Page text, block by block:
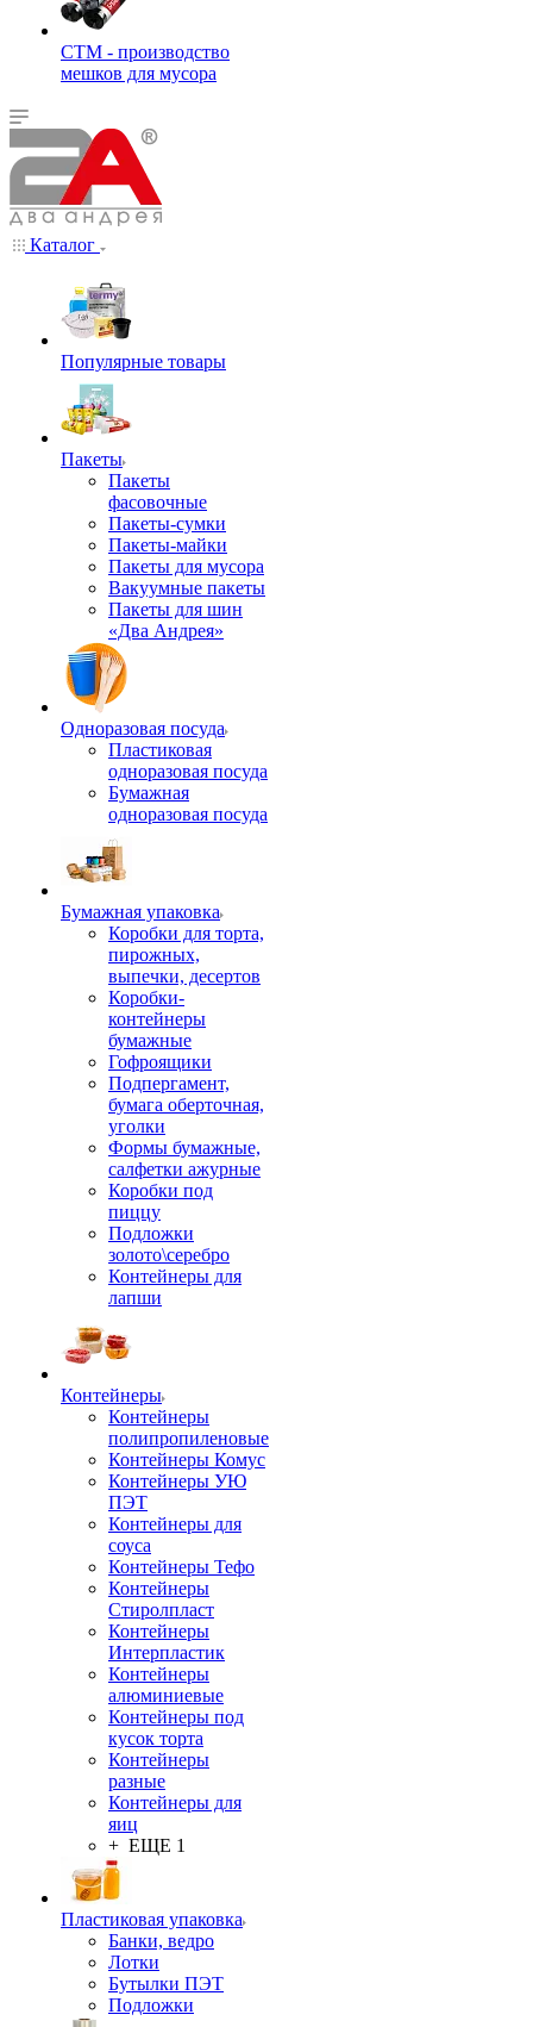
СТМ - производство
мешков для мусора
Каталог
Популярные товары
Пакеты
Пакеты
фасовочные
Пакеты-сумки
Пакеты-майки
Пакеты для мусора
Вакуумные пакеты
Пакеты для шин
«Два Андрея»
Одноразовая посуда
Пластиковая
одноразовая посуда
Бумажная
одноразовая посуда
Бумажная упаковка
Коробки для торта,
пирожных,
выпечки, десертов
Коробки-
контейнеры
бумажные
Гофроящики
Подпергамент,
бумага оберточная,
уголки
Формы бумажные,
салфетки ажурные
Коробки под
пиццу
Подложки
золото\серебро
Контейнеры для
лапши
Контейнеры
Контейнеры
полипропиленовые
Контейнеры Комус
Контейнеры УЮ
ПЭТ
Контейнеры для
соуса
Контейнеры Тефо
Контейнеры
Стиролпласт
Контейнеры
Интерпластик
Контейнеры
алюминиевые
Контейнеры под
кусок торта
Контейнеры
разные
Контейнеры для
яиц
+ ЕЩЕ 1
Пластиковая упаковка
Банки, ведро
Лотки
Бутылки ПЭТ
Подложки